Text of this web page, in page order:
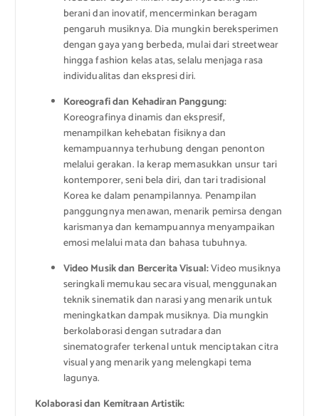
berani dan inovatif, mencerminkan beragam
pengaruh musiknya. Dia mungkin bereksperimen
dengan gaya yang berbeda, mulai dari streetwear
hingga fashion kelas atas, selalu menjaga rasa
individualitas dan ekspresi diri.
Koreografi dan Kehadiran Panggung:
Koreografinya dinamis dan ekspresif,
menampilkan kehebatan fisiknya dan
kemampuannya terhubung dengan penonton
melalui gerakan. Ia kerap memasukkan unsur tari
kontemporer, seni bela diri, dan tari tradisional
Korea ke dalam penampilannya. Penampilan
panggungnya menawan, menarik pemirsa dengan
karismanya dan kemampuannya menyampaikan
emosi melalui mata dan bahasa tubuhnya.
Video Musik dan Bercerita Visual:Video musiknya
seringkali memukau secara visual, menggunakan
teknik sinematik dan narasi yang menarik untuk
meningkatkan dampak musiknya. Dia mungkin
berkolaborasi dengan sutradara dan
sinematografer terkenal untuk menciptakan citra
visual yang menarik yang melengkapi tema
lagunya.
Kolaborasi dan Kemitraan Artistik: